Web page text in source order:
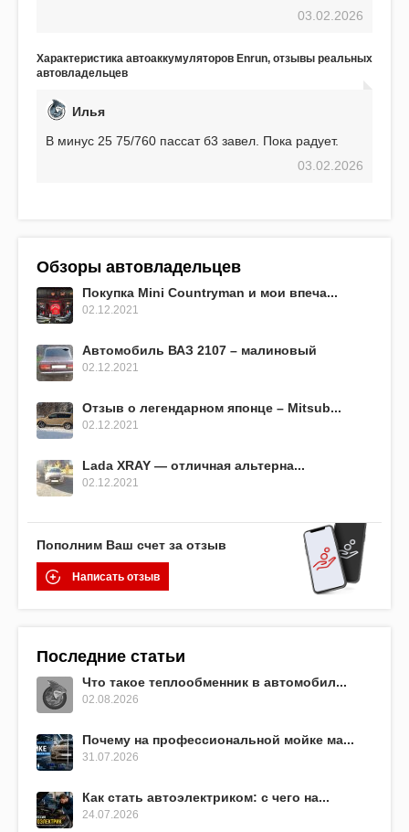
использования не было ни единой поломки,
EFB 75. Судя по характеристикам, он даже
превосходит предыдущую модель.
03.02.2026
Характеристика автоаккумуляторов Enrun, отзывы реальных
автовладельцев
Илья
В минус 25 75/760 пассат б3 завел. Пока радует.
03.02.2026
Обзоры автовладельцев
Покупка Mini Countryman и мои впеча...
02.12.2021
Автомобиль ВАЗ 2107 – малиновый
02.12.2021
Отзыв о легендарном японце – Mitsub...
02.12.2021
Lada XRAY — отличная альтерна...
02.12.2021
Пополним Ваш счет за отзыв
Написать отзыв
Последние статьи
Что такое теплообменник в автомобил...
02.08.2026
Почему на профессиональной мойке ма...
31.07.2026
Как стать автоэлектриком: с чего на...
24.07.2026